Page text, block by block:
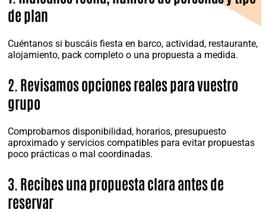
de plan
Cuéntanos si buscáis fiesta en barco, actividad, restaurante,
alojamiento, pack completo o una propuesta a medida.
2. Revisamos opciones reales para vuestro
grupo
Comprobamos disponibilidad, horarios, presupuesto
aproximado y servicios compatibles para evitar propuestas
poco prácticas o mal coordinadas.
3. Recibes una propuesta clara antes de
reservar